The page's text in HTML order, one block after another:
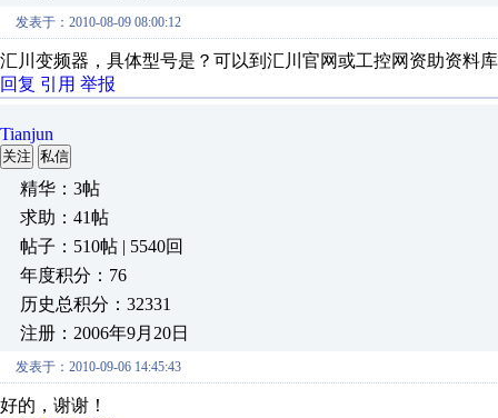
发表于：2010-08-09 08:00:12
汇川变频器，具体型号是？可以到汇川官网或工控网资助资料
回复 引用 举报
Tianjun
关注 私信
精华：3帖
求助：41帖
帖子：510帖 | 5540回
年度积分：76
历史总积分：32331
注册：2006年9月20日
发表于：2010-09-06 14:45:43
好的，谢谢！